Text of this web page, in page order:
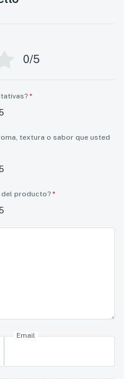
0/5
*
textura o sabor que usted
del producto? *
Email